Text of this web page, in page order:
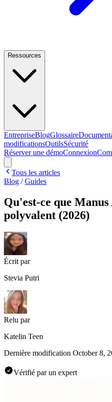
Ressources
EntrepriseBlogGlossaire
modificationsOutilsSécurité
Réserver une démoConnexion
Tous les articles
Blog /Guides
Qu'est-ce que
polyvalent (2026)
Écrit par
Stevia Putri
Relu par
Katelin Teen
Dernière modification October 8,
Vérifié par un expert